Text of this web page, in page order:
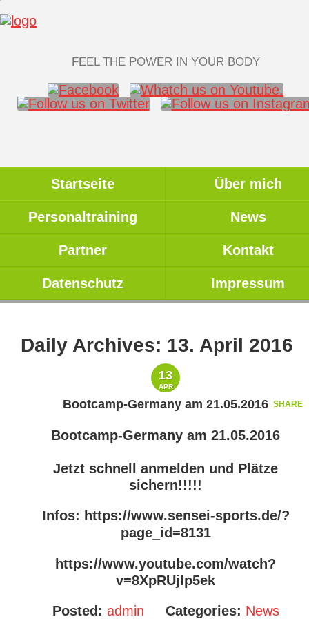
FEEL THE POWER IN YOUR BODY
Startseite Über mich
Personaltraining News
Partner Kontakt
Datenschutz Impressum
Daily Archives: 13. April 2016
13
APR
Bootcamp-Germany am 21.05.2016 SHARE
Bootcamp-Germany am 21.05.2016
Jetzt schnell anmelden und Plätze
sichern!!!!!
Infos: https://www.sensei-sports.de/?
page_id=8131
https://www.youtube.com/watch?
v=8XpRUjlp5ek
Posted: admin Categories: News